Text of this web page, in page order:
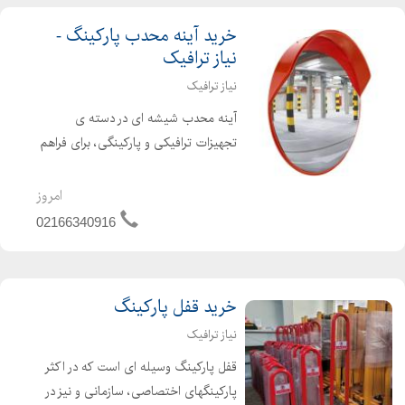
خرید آینه محدب پارکینگ -
نیاز ترافیک
نیاز ترافیک
آینه محدب شیشه ای در دسته ی
تجهیزات ترافیکی و پارکینگی، برای فراهم
پارکینگ ها و جاهایی که از دید رانندگان
پنهان می ماند تولید می شود، تا امکان
امروز
02166340916
خرید قفل پارکینگ
نیاز ترافیک
قفل پارکینگ وسیله ای است که در اکثر
پارکینگهای اختصاصی، سازمانی و نیز در